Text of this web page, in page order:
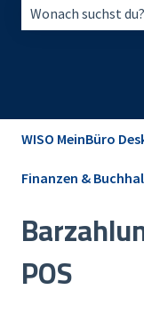
WISO MeinBüro
Finanzen &
POS